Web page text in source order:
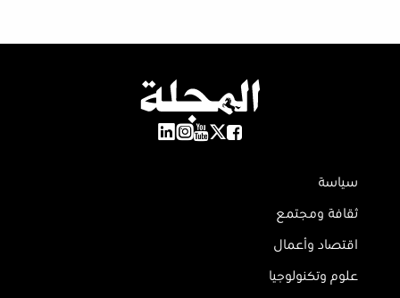
سياسة
ثقافة ومجتمع
اقتصاد وأعمال
علوم وتكنولوجيا